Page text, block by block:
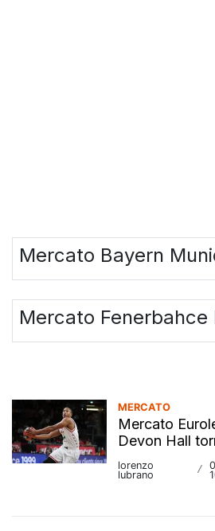
Mercato Bayern
Mercato Fenerbahce
MERCATO
Mercato
Devon Hall
lorenzo
lubrano
/